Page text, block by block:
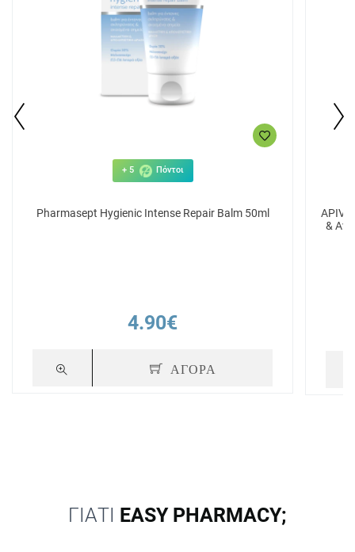
+ 5 Πόντοι
Pharmasept Hygienic Intense Repair Balm 50ml
4.90€
ΑΓΟΡΑ
&
ΓΙΑΤΙ EASY PHARMACY;